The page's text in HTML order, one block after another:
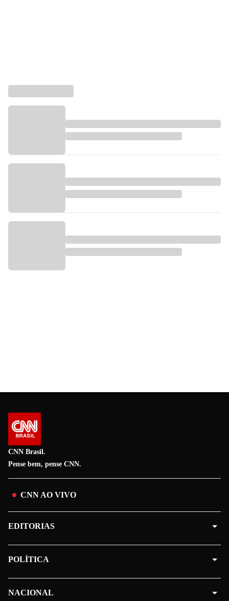
CNN Brasil.
Pense bem, pense CNN.
CNN AO VIVO
EDITORIAS
POLÍTICA
NACIONAL